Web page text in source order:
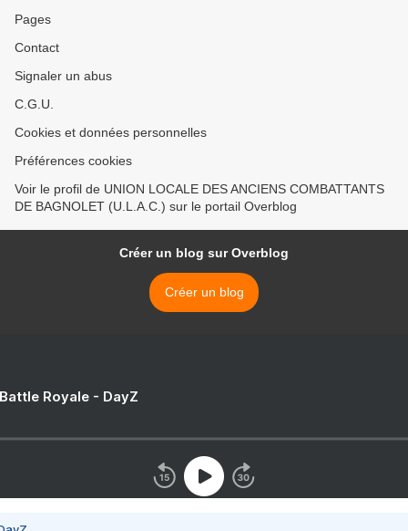
Pages
Contact
Signaler un abus
C.G.U.
Cookies et données personnelles
Préférences cookies
Voir le profil de UNION LOCALE DES ANCIENS COMBATTANTS
DE BAGNOLET (U.L.A.C.) sur le portail Overblog
Créer un blog sur Overblog
Créer un blog
Royale - DayZ